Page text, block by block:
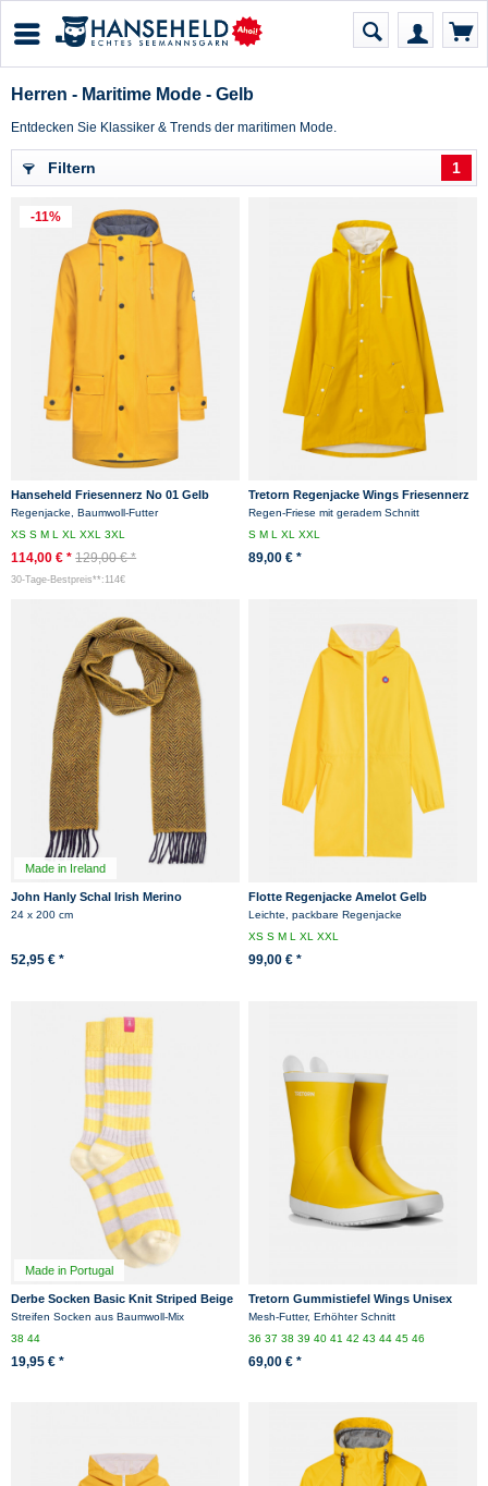
Herren - Maritime Mode - Gelb
Entdecken Sie Klassiker & Trends der maritimen Mode.
Filtern 1
-11%
Hanseheld Friesennerz No 01 Gelb
Regenjacke
Regenjacke, Baumwoll-Futter
XSSMLXLXXL3XL
114,00 € * 129,00 € *
30-Tage-Bestpreis**:114€
Tretorn Regenjacke Wings Friesennerz
Unisex Gelb
Regen-Friese mit geradem Schnitt
SMLXLXXL
89,00 € *
Made in Ireland
John Hanly Schal Irish Merino
Kaschmir Gelb Dunkelblau
24 x 200 cm
52,95 € *
Flotte Regenjacke Amelot Gelb
Friesennerz
Leichte, packbare Regenjacke
XSSMLXLXXL
99,00 € *
Made in Portugal
Derbe Socken Basic Knit Striped Beige
Gelb Gestreift
Streifen Socken aus Baumwoll-Mix
3844
19,95 € *
Tretorn Gummistiefel Wings Unisex
Yellow Gelb
Mesh-Futter, Erhöhter Schnitt
3637383940414243444546
69,00 € *